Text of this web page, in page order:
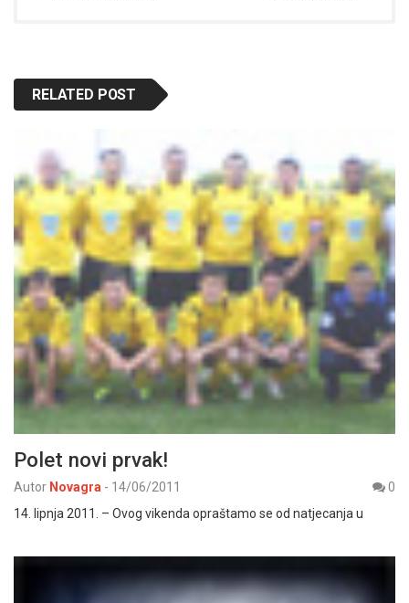
RELATED POST
Polet novi prvak!
Autor Novagra - 14/06/2011
0
14. lipnja 2011. – Ovog vikenda opraštamo se od natjecanja u